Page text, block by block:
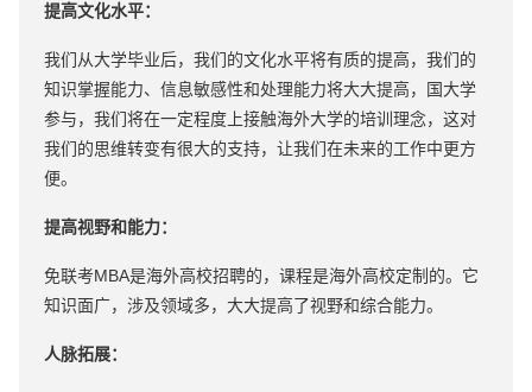
提高文化水平：
我们从大学毕业后，我们的文化水平将有质的提高，我们的
知识掌握能力、信息敏感性和处理能力将大大提高，国大学
参与，我们将在一定程度上接触海外大学的培训理念，这对
我们的思维转变有很大的支持，让我们在未来的工作中更方
便。
提高视野和能力：
免联考MBA是海外高校招聘的，课程是海外高校定制的。它
知识面广，涉及领域多，大大提高了视野和综合能力。
人脉拓展：